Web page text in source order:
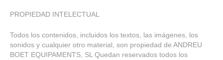
PROPIEDAD INTELECTUAL
Todos los contenidos, incluidos los textos, las imágenes, los
sonidos y cualquier otro material, son propiedad de ANDREU
BOET EQUIPAMENTS, SL Quedan reservados todos los